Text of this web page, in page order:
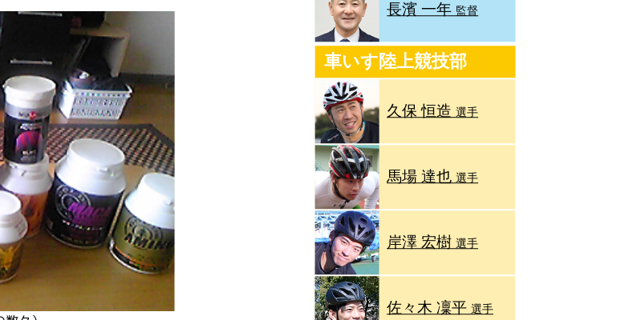
長濱 一年 監督
車いす陸上競技部
久保 恒造選手
馬場 達也選手
岸澤 宏樹選手
佐々木 凜平選手